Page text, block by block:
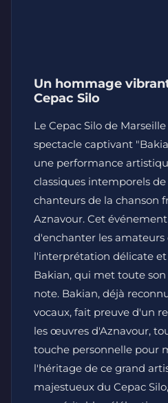
Un hommage
Cepac Silo
Le Cepac Silo de
spectacle captivant
une performance
classiques intemporels
chanteurs de la chanson
Aznavour. Cet
d'enchanter les amateurs
l'interprétation délicate et
Bakian, qui met toute
note. Bakian, déjà
vocaux, fait preuve d'un
les œuvres d'Aznavour,
touche personnelle pour
l'héritage de ce grand
majestueux du Cepac